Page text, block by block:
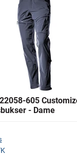
605
- Dame